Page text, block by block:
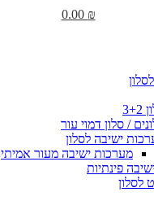
0.00 ₪
/ סלון דמוי עור
ישיבה לסלון
מערכות ישיבה מעור אמיתי
פינתיות
לסלון